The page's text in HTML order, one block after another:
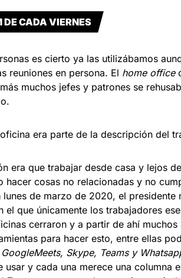
DE CADA VIERNES
es cierto ya las utilizábamos
reuniones en persona. El home office
muchos jefes y patrones se
era parte de la descripción del
era que trabajar desde casa y lejos
hacer cosas no relacionadas y no
lunes de marzo de 2020, el presidente
el que únicamente los trabajadores
cerraron y a partir de ahí
para hacer esto, entre ellas
Skype, Teams y
usar y cada una merece una columna